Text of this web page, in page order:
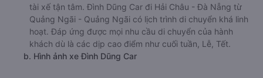
tài xế tận tâm. Đình Dũng Car đi Hải Châu - Đà Nẵng từ
Quảng Ngãi - Quảng Ngãi có lịch trình di chuyển khá linh
hoạt. Đáp ứng được mọi nhu cầu di chuyển của hành
khách dù là các dịp cao điểm như cuối tuần, Lễ, Tết.
b. Hình ảnh xe Đình Dũng Car